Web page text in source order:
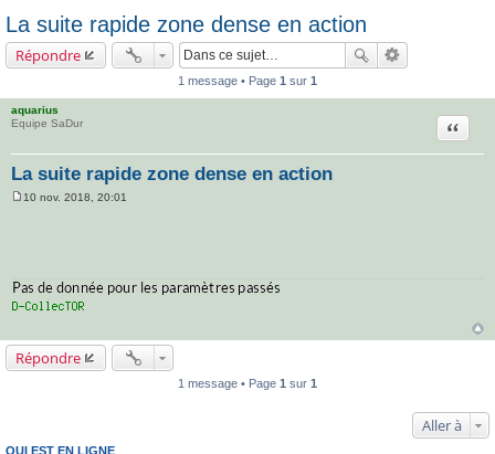
La suite rapide zone dense en action
Répondre
1 message • Page 1 sur 1
aquarius
Equipe SaDur
La suite rapide zone dense en action
e
10 nov. 2018, 20:01
Répondre
1 message • Page 1 sur 1
Aller à
QUI EST EN LIGNE